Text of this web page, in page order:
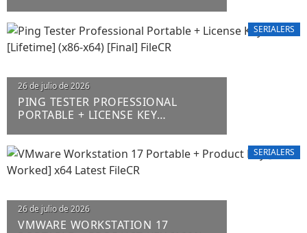
SERIALERS
26 de julio de 2026
PING TESTER PROFESSIONAL
PORTABLE + LICENSE KEY
SERIALERS
26 de julio de 2026
VMWARE WORKSTATION 17